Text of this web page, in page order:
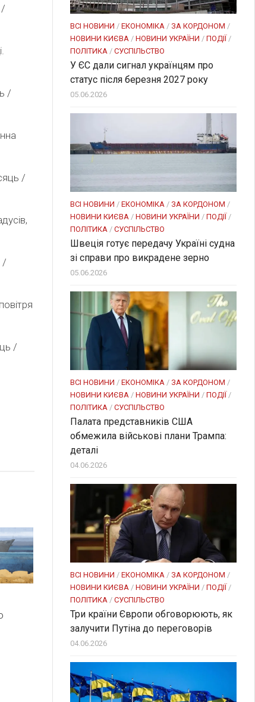
/
/
/
/
/
ВСІ НОВИНИ / ЕКОНОМІКА / ЗА КОРДОНОМ /
НОВИНИ КИЄВА / НОВИНИ УКРАЇНИ / ПОДІЇ /
ПОЛІТИКА / СУСПІЛЬСТВО
У ЄС дали сигнал українцям про
статус після березня 2027 року
05.06.2026
ВСІ НОВИНИ / ЕКОНОМІКА / ЗА КОРДОНОМ /
НОВИНИ КИЄВА / НОВИНИ УКРАЇНИ / ПОДІЇ/
ПОЛІТИКА / СУСПІЛЬСТВО
Швеція готує передачу Україні судна
зі справи про викрадене зерно
05.06.2026
ВСІ НОВИНИ / ЕКОНОМІКА / ЗА КОРДОНОМ /
НОВИНИ КИЄВА / НОВИНИ УКРАЇНИ / ПОДІЇ/
ПОЛІТИКА / СУСПІЛЬСТВО
Палата представників США
обмежила військові плани Трампа:
деталі
04.06.2026
ВСІ НОВИНИ / ЕКОНОМІКА / ЗА КОРДОНОМ /
НОВИНИ КИЄВА / НОВИНИ УКРАЇНИ / ПОДІЇ/
ПОЛІТИКА / СУСПІЛЬСТВО
Три країни Європи обговорюють, як
залучити Путіна до переговорів
04.06.2026